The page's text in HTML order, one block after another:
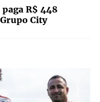
R$ 448
City